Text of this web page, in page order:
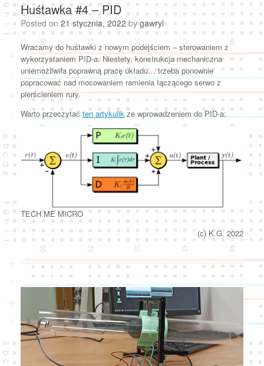
Huśtawka #4 – PID
Posted on 21 stycznia, 2022 bygawryl
Wracamy do huśtawki z nowym podejściem – sterowaniem z
wykorzystaniem PID-a. Niestety, konstrukcja mechaniczna
uniemożliwiła poprawną pracę układu… trzeba ponownie
popracować nad mocowaniem ramienia łączącego serwo z
pierścieniem rury.
Warto przeczytać ten artykulik ze wprowadzeniem do PID-a:
TECH ME MICRO
(c) K.G. 2022